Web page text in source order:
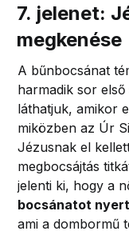
7. jelenet:
megkenése
A bűnbocsánat
harmadik sor
láthatjuk, amikor
miközben az Úr
Jézusnak el
megbocsájtás
jelenti ki, hogy a
bocsánatot
ami a dombormű